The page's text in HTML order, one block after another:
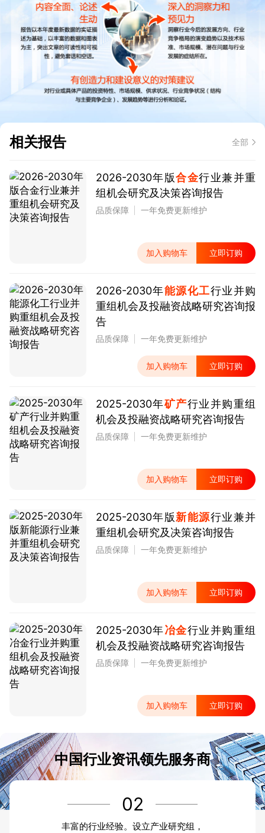
相关报告 全部
2026-2030年版合金行业兼并重
组机会研究及决策咨询报告
品质保障 一年免费更新维护
加入购物车 立即订购
2026-2030年能源化工行业并购
重组机会及投融资战略研究咨询报
告
品质保障 一年免费更新维护
加入购物车 立即订购
2025-2030年矿产行业并购重组
机会及投融资战略研究咨询报告
品质保障 一年免费更新维护
加入购物车 立即订购
2025-2030年版新能源行业兼并
重组机会研究及决策咨询报告
品质保障 一年免费更新维护
加入购物车 立即订购
2025-2030年冶金行业并购重组
机会及投融资战略研究咨询报告
品质保障 一年免费更新维护
加入购物车 立即订购
中国行业资讯领先服务商
02
丰富的行业经验。设立产业研究组，